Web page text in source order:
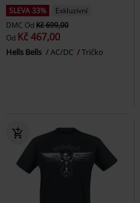
SLEVA 33%
Exkluzivní
DMC Od Kč 699,00
Od Kč 467,00
Hells Bells AC/DC Tričko